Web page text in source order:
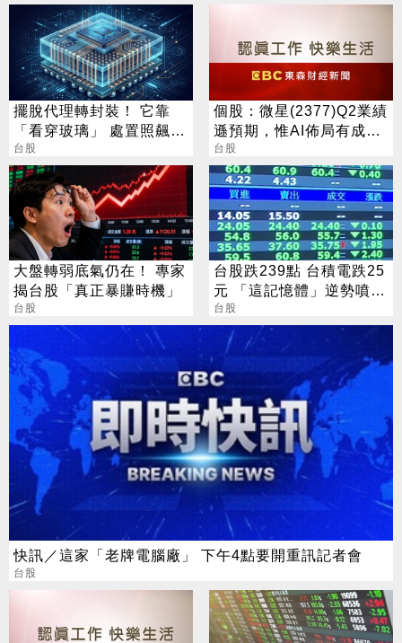
擺脫代理轉封裝！ 它靠
「看穿玻璃」 處置照飆2
漲停
台股
個股：微星(2377)Q2業績
遜預期，惟AI佈局有成股
價震盪走多，週一大拉尾
盤
台股
大盤轉弱底氣仍在！ 專家
揭台股「真正暴賺時機」
台股
台股跌239點 台積電跌25
元 「這記憶體」逆勢噴
5%
台股
快訊／這家「老牌電腦廠」 下午4點要開重訊記者會
台股